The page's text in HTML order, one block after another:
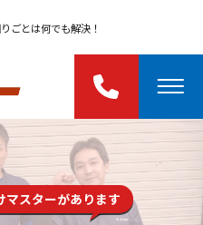
ごとは何でも解決！
マスターがあります